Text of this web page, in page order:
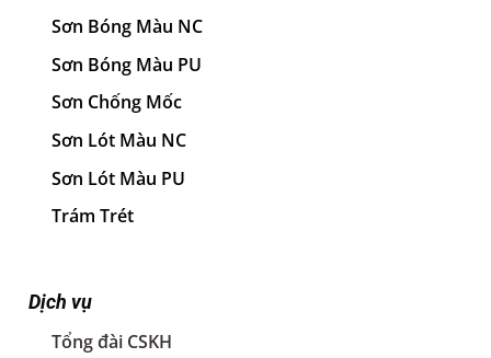
Sơn Bóng Màu NC
Sơn Bóng Màu PU
Sơn Chống Mốc
Sơn Lót Màu NC
Sơn Lót Màu PU
Trám Trét
Dịch vụ
Tổng đài CSKH